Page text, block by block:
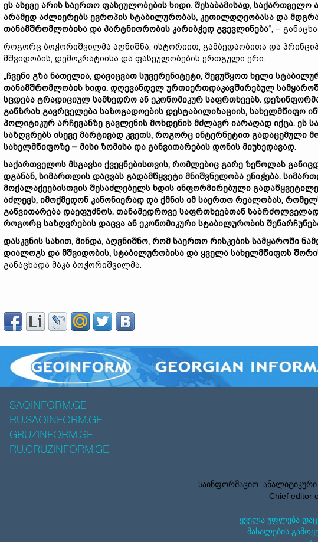
ეს ასევე არის საერთო ფასეულობების ხიდი. შესაბამისად, საქართველო
არამედ აძლიერებს ევროპის სტაბილურობას, კეთილდღეობასა და
თანამშრომლობისა და პარტნიორობის კარიბჭედ გვევლინება“, –
როგორც ბოჭორიშვილმა აღნიშნა, ისტორიით, გამბედაობითა და
მშვიდობის, დემოკრატიისა და ფასეულობების ერთგული ერი.
„ჩვენი გზა ნათელია, დავიცვათ სუვერენიტეტი, შევუწყოთ ხელი
თანამშრომლობის ხიდი. დღევანდელ ურთიერთდაკავშირებულ
სცდება ტრადიციულ სამხედრო ან ეკონომიკურ საფრთხეებს.
განზრახ გავრცელება საზოგადოების დესტაბილიზაციის, სახელმწიფო
პოლიტიკურ არჩევანზე გავლენის მოხდენის მძლავრ იარაღად იქცა. ეს
საზღვრებს ისევე მარტივად კვეთს, როგორც ინტერნეტით გადაცემული
სახელმწიფოზე – მისი ზომისა და განვითარების დონის მიუხედავად.
საქართველოს მსგავსი ქვეყნებისთვის, რომლებიც გარე ზეწოლას
დგანან, სიმართლის დაცვას გადამწყვეტი მნიშვნელობა ენიჭება.
მოქალაქეებისთვის შესაძლებელს ხდის ინფორმირებული
აძლევს, იმოქმედონ კანონიერად და ქმნის იმ საერთო რეალობას,
განვითარება დაეფუძნოს. თანამედროვე საფრთხეებთან
როგორც საზღვრების დაცვა ან ეკონომიკური სტაბილურობის
დასკვნის სახით, მინდა, აღვნიშნო, რომ საერთო რისკების სამყაროში
დიალოგს და მშვიდობის, სტაბილურობისა და ყველა სახელმწიფოს
განაცხადა მაკა ბოჭორიშვილმა.
SAQINFORM.GE
RU.SAQINFORM.GE
GRUZINFORM.GE
RU.GRUZINFORM.GE
Chief editor
ყველა უფლება
მასალების